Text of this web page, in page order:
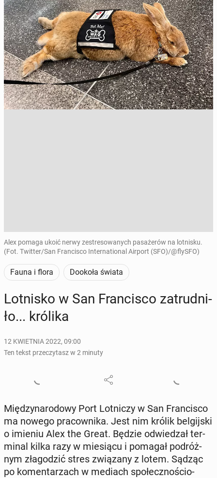
Alex pomaga ukoić nerwy zestresowanych pasażerów na lotnisku.
(Fot. Twitter/San Francisco International Airport (SFO)/@flySFO)
Fauna i flora Dookoła świata
Lot­ni­sko w San Fran­ci­sco za­trud­ni­
ło... królika
12 KWIETNIA 2022, 09:00
Ten tekst przeczytasz w 2 minuty
Mię­dzy­na­ro­do­wy Port Lot­ni­czy w San Fran­ci­sco
ma nowego pra­cow­ni­ka. Jest nim królik bel­gij­ski
o imieniu Alex the Great. Będzie od­wie­dzał ter­
mi­nal kilka razy w mie­sią­cu i pomagał po­dróż­
nym zła­go­dzić stres zwią­za­ny z lotem. Sądząc
po ko­men­ta­rzach w mediach spo­łecz­no­ścio­